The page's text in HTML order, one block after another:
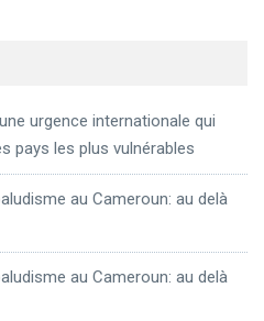
urgence internationale qui
pays les plus vulnérables
au Cameroun: au delà
au Cameroun: au delà